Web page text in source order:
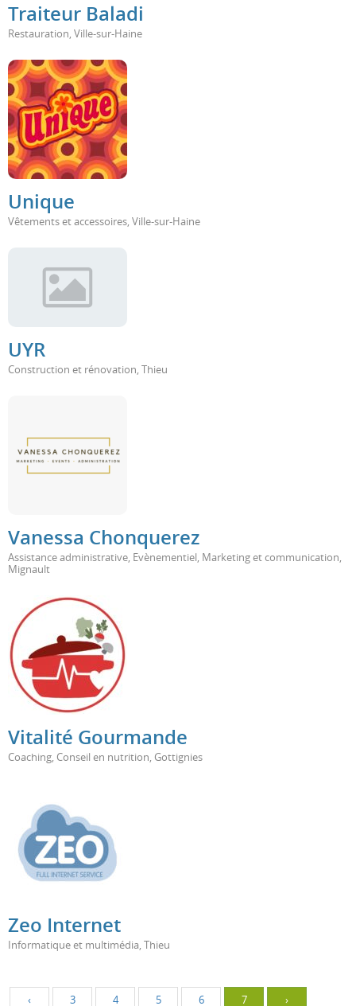
Traiteur Baladi
Restauration, Ville-sur-Haine
Unique
Vêtements et accessoires, Ville-sur-Haine
UYR
Construction et rénovation, Thieu
Vanessa Chonquerez
Assistance administrative, Evènementiel, Marketing et communication,
Mignault
Vitalité Gourmande
Coaching, Conseil en nutrition, Gottignies
Zeo Internet
Informatique et multimédia, Thieu
‹ 3 4 5 6 7 ›